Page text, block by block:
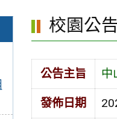
校園公
公告主旨 中
發佈日期